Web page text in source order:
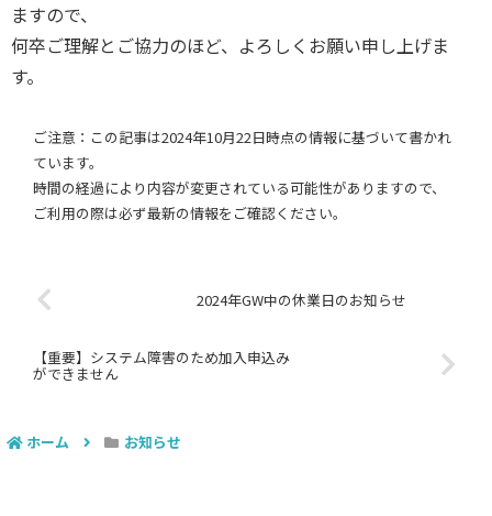
ますので、
何卒ご理解とご協力のほど、よろしくお願い申し上げま
す。
ご注意：この記事は2024年10月22日時点の情報に基づいて書かれ
ています。
時間の経過により内容が変更されている可能性がありますので、
ご利用の際は必ず最新の情報をご確認ください。
2024年GW中の休業日のお知らせ
【重要】システム障害のため加入申込み
ができません
ホーム お知らせ